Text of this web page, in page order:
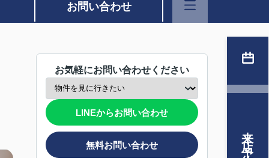
お問い合わせ
お気軽にお問い合わせください
LINEからお問い合わせ
無料お問い合わせ 来店予約